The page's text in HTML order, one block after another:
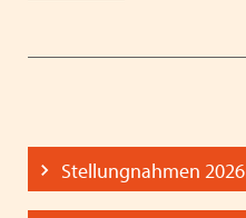
Stellungnahmen 2026